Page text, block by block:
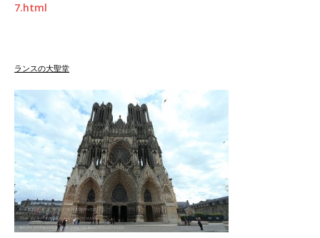
7.html
ランスの大聖堂